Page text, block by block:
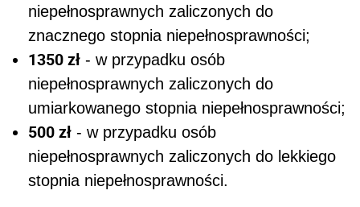
niepełnosprawnych zaliczonych do
znacznego stopnia niepełnosprawności;
1350 zł - w przypadku osób
niepełnosprawnych zaliczonych do
umiarkowanego stopnia niepełnosprawności;
500 zł - w przypadku osób
niepełnosprawnych zaliczonych do lekkiego
stopnia niepełnosprawności.